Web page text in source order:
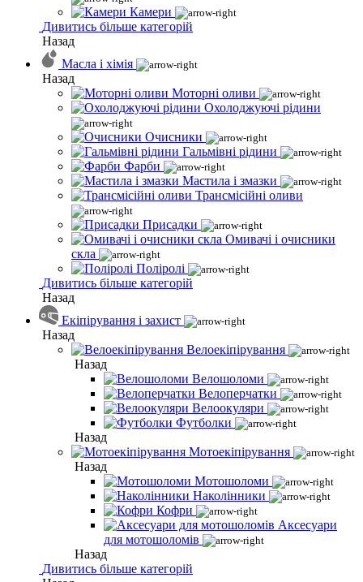
Камери
Дивитись більше категорій
Назад
Масла і хімія
Назад
Моторні оливи
Охолоджуючі рідини
Очисники
Гальмівні рідини
Фарби
Мастила і змазки
Трансмісійні оливи
Присадки
Омивачі і очисники
скла
Поліролі
Дивитись більше категорій
Назад
Екіпірування і захист
Назад
Велоекіпірування
Назад
Велошоломи
Велоперчатки
Велоокуляри
Футболки
Назад
Мотоекіпірування
Назад
Мотошоломи
Наколінники
Кофри
Аксесуари
для мотошоломів
Назад
Дивитись більше категорій